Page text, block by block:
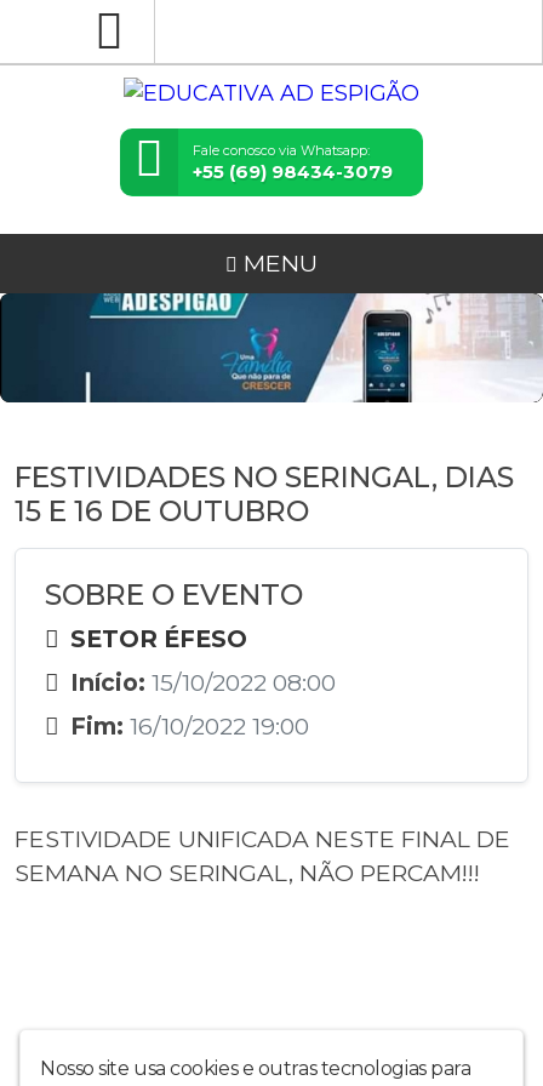
Fale conosco via Whatsapp:
+55 (69) 98434-3079
MENU
FESTIVIDADES NO SERINGAL, DIAS
15 E 16 DE OUTUBRO
SOBRE O EVENTO
SETOR ÉFESO
Início: 15/10/2022 08:00
Fim: 16/10/2022 19:00
FESTIVIDADE UNIFICADA NESTE FINAL DE
SEMANA NO SERINGAL, NÃO PERCAM!!!
Nosso site usa cookies e outras tecnologias para